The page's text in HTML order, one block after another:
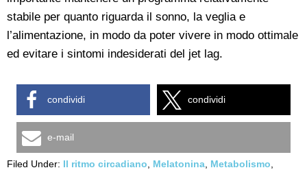
stabile per quanto riguarda il sonno, la veglia e
l’alimentazione, in modo da poter vivere in modo ottimale
ed evitare i sintomi indesiderati del jet lag.
condividi condividi
e-mail
Filed Under: Il ritmo circadiano Melatonina Metabolismo